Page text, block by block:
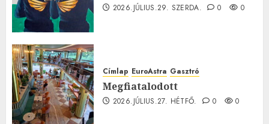
2026.JÚLIUS.29. SZERDA. 0 0
Címlap EuroAstra Gasztró
Megfiatalodott
2026.JÚLIUS.27. HÉTFŐ. 0 0